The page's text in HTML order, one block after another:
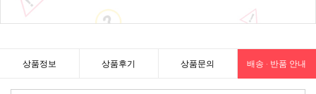
상품정보 상품후기 상품문의 배송 · 반품 안내